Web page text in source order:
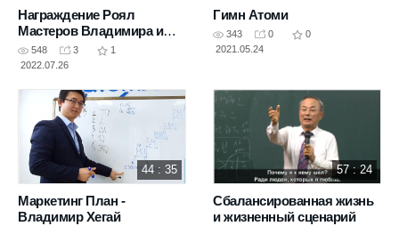
Награждение Роял
Мастеров Владимира и
Меруерт Хегай в Корее
548 3
1
2022.07.26
Гимн Атоми
343 0
0
2021.05.24
44 : 35
Маркетинг План -
Владимир Хегай
57 : 24
Сбалансированная жизнь
и жизненный сценарий